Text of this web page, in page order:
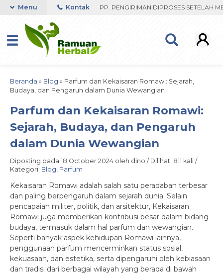
ORDER VIA WHATSAPP. PENGIRIMAN DIPROSES SETELAH
Menu Kontak
Beranda » Blog » Parfum dan Kekaisaran Romawi: Sejarah,
Budaya, dan Pengaruh dalam Dunia Wewangian
Parfum dan Kekaisaran Romawi:
Sejarah, Budaya, dan Pengaruh
dalam Dunia Wewangian
Diposting pada 18 October 2024 oleh dino / Dilihat: 811 kali /
Kategori: Blog, Parfum
Kekaisaran Romawi adalah salah satu peradaban terbesar
dan paling berpengaruh dalam sejarah dunia. Selain
pencapaian militer, politik, dan arsitektur, Kekaisaran
Romawi juga memberikan kontribusi besar dalam bidang
budaya, termasuk dalam hal parfum dan wewangian.
Seperti banyak aspek kehidupan Romawi lainnya,
penggunaan parfum mencerminkan status sosial,
kekuasaan, dan estetika, serta dipengaruhi oleh kebiasaan
dan tradisi dari berbagai wilayah yang berada di bawah